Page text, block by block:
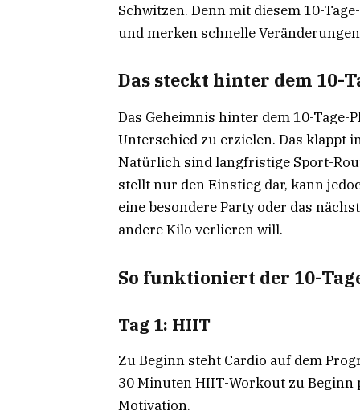
Schwitzen. Denn mit diesem 10-
und merken schnelle
Das steckt hinter dem 10-
Das Geheimnis hinter dem 10-
Unterschied zu erzielen. Das klappt
Natürlich sind langfristige Sport-
stellt nur den Einstieg dar, kann
eine besondere Party oder das
andere Kilo verlieren will.
So funktioniert der 10-
Tag 1: HIIT
Zu Beginn steht Cardio auf dem
30 Minuten HIIT-Workout zu
Motivation.